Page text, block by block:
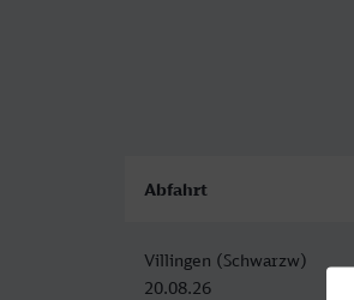
Abfahrt
Villingen (Schwarzw)
20.08.26